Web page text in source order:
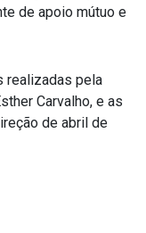
de apoio mútuo e
realizadas pela
Carvalho, e as
de abril de